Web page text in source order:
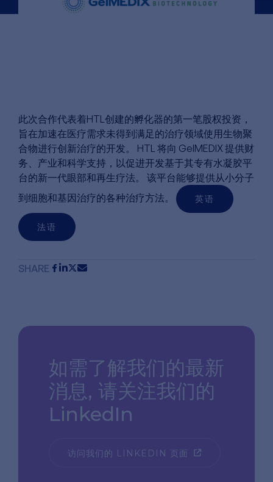
此次合作代表着HTL创建的孵化器的第一笔股权投资，
旨在加速在医疗需求未得到满足的治疗领域使用生物聚
合物进行创新治疗的开发。 HTL 将向 GelMEDIX 提供财
务、产业和科学支持，以促进开发基于其专有水凝胶平
台的新一代眼部和再生疗法。 该平台能够提供从小分子
到细胞和基因治疗的各种治疗方法。
英语
法语
SHARE
如需了解我们的最新
消息, 请关注我们的
LinkedIn
访问我们的 LINKEDIN 页面